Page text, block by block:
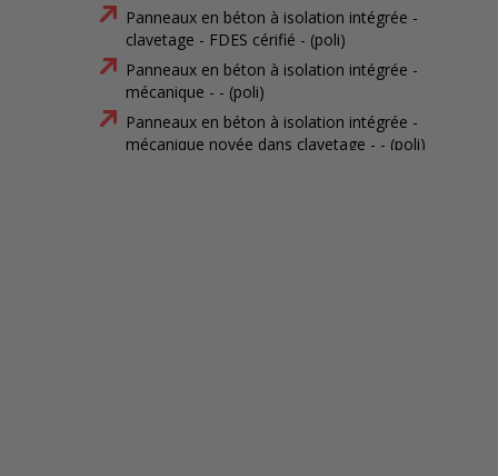
Panneaux en béton à isolation intégrée -
clavetage - FDES cérifié - (poli)
Panneaux en béton à isolation intégrée -
mécanique - - (poli)
Panneaux en béton à isolation intégrée -
mécanique noyée dans clavetage - - (poli)